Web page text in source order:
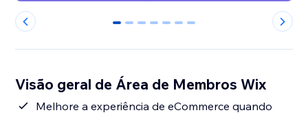
0 1 2 3 4 5 6
Visão geral de Área de Membros Wix
Melhore a experiência de eCommerce quando